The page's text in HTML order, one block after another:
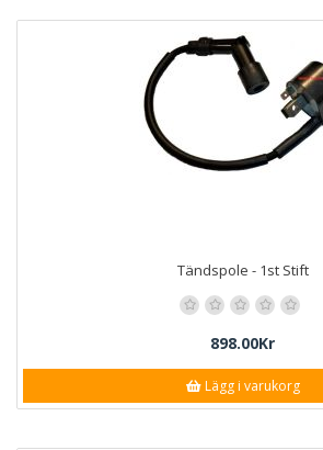
Tändspole - 1st Stift
898.00Kr
Lägg i varukorg